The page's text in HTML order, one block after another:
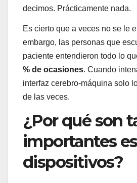
decimos. Prácticamente nada.
Es cierto que a veces no se le
embargo, las personas que
paciente entendieron todo lo
% de ocasiones. Cuando
interfaz cerebro-máquina solo
de las veces.
¿Por qué son
importantes
dispositivos?